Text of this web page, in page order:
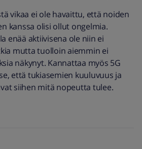
vikaa ei ole havaittu, että noiden
kanssa olisi ollut ongelmia.
enää aktiivisena ole niin ei
mutta tuolloin aiemmin ei
näkynyt. Kannattaa myös 5G
että tukiasemien kuuluvuus ja
siihen mitä nopeutta tulee.